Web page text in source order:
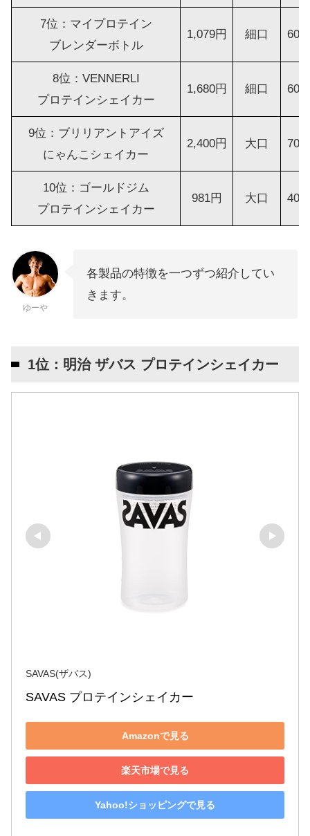
7位：マイプロテイン
ブレンダーボトル
1,079円 細口
8位：VENNERLI
プロテインシェイカー
1,680円 細口
9位：ブリリアントアイズ
にゃんこシェイカー
2,400円 大口
10位：ゴールドジム
プロテインシェイカー
981円 大口
ゆーや
各製品の特徴を一つずつ紹介してい
きます。
1位：明治 ザバス プロテインシェイカー
SAVAS(ザバス)
SAVAS プロテインシェイカー
Amazonで見る
楽天市場で見る
Yahoo!ショッピングで見る